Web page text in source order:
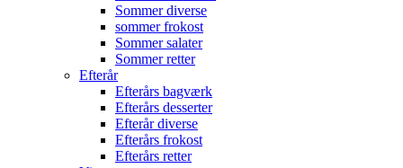
Sommer diverse
sommer frokost
Sommer salater
Sommer retter
Efterår
Efterårs bagværk
Efterårs desserter
Efterår diverse
Efterårs frokost
Efterårs retter